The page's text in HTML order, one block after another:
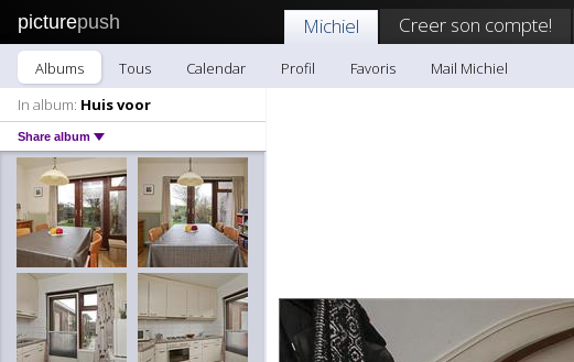
picturepush Michiel Creer son compte!
Albums Tous Calendar Profil Favoris
Mail Michiel
In album: Huis voor
Share album